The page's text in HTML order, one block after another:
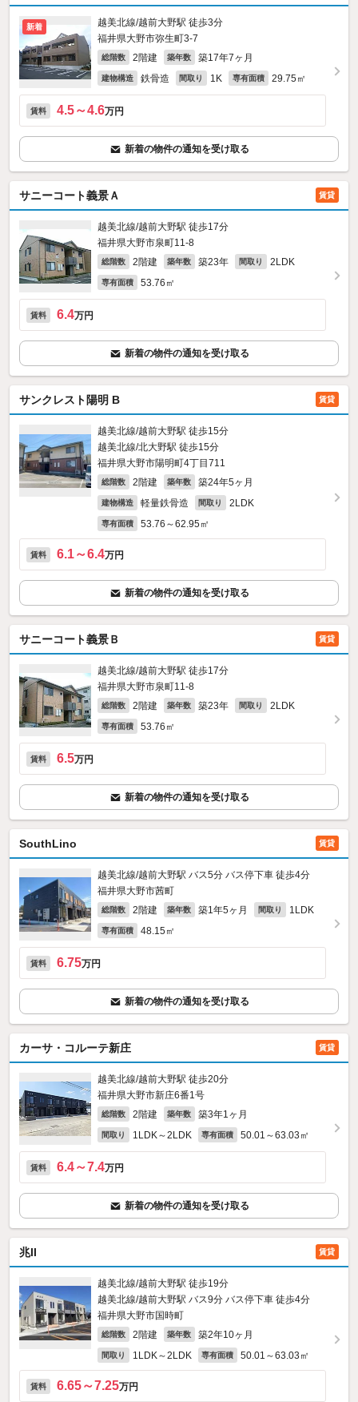
新着
越美北線/越前大野駅 徒歩3分
福井県大野市弥生町3-7
総階数 2階建 築年数 築17年7ヶ月
建物構造 鉄骨造 間取り 1K 専有面積 29.75㎡
賃料 4.5～4.6万円
新着の物件の通知を受け取る
サニーコート義景Ａ 賃貸
越美北線/越前大野駅 徒歩17分
福井県大野市泉町11-8
総階数 2階建 築年数 築23年 間取り 2LDK
専有面積 53.76㎡
賃料 6.4万円
新着の物件の通知を受け取る
サンクレスト陽明 B 賃貸
越美北線/越前大野駅 徒歩15分
越美北線/北大野駅 徒歩15分
福井県大野市陽明町4丁目711
総階数 2階建 築年数 築24年5ヶ月
建物構造 軽量鉄骨造 間取り 2LDK
専有面積 53.76～62.95㎡
賃料 6.1～6.4万円
新着の物件の通知を受け取る
サニーコート義景Ｂ 賃貸
越美北線/越前大野駅 徒歩17分
福井県大野市泉町11-8
総階数 2階建 築年数 築23年 間取り 2LDK
専有面積 53.76㎡
賃料 6.5万円
新着の物件の通知を受け取る
SouthLino 賃貸
越美北線/越前大野駅 バス5分 バス停下車 徒歩4分
福井県大野市茜町
総階数 2階建 築年数 築1年5ヶ月 間取り 1LDK
専有面積 48.15㎡
賃料 6.75万円
新着の物件の通知を受け取る
カーサ・コルーテ新庄 賃貸
越美北線/越前大野駅 徒歩20分
福井県大野市新庄6番1号
総階数 2階建 築年数 築3年1ヶ月
間取り 1LDK～2LDK 専有面積 50.01～63.03㎡
賃料 6.4～7.4万円
新着の物件の通知を受け取る
兆II 賃貸
越美北線/越前大野駅 徒歩19分
越美北線/越前大野駅 バス9分 バス停下車 徒歩4分
福井県大野市国時町
総階数 2階建 築年数 築2年10ヶ月
間取り 1LDK～2LDK 専有面積 50.01～63.03㎡
賃料 6.65～7.25万円